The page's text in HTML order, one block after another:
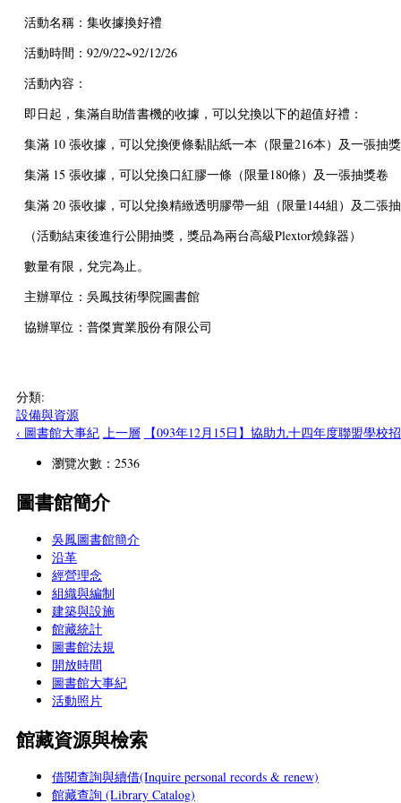
活動名稱：集收據換好禮
活動時間：92/9/22~92/12/26
活動內容：
即日起，集滿自助借書機的收據，可以兌換以下的超值好禮：
集滿 10 張收據，可以兌換便條黏貼紙一本（限量216本）及一張抽
集滿 15 張收據，可以兌換口紅膠一條（限量180條）及一張抽獎卷
集滿 20 張收據，可以兌換精緻透明膠帶一組（限量144組）及二張
（活動結束後進行公開抽獎，獎品為兩台高級Plextor燒錄器）
數量有限，兌完為止。
主辦單位：吳鳳技術學院圖書館
協辦單位：普傑實業股份有限公司
分類:
設備與資源
‹ 圖書館大事紀 上一層
【093年12月15日】協助九十四年度聯盟學校
瀏覽次數：2536
圖書館簡介
吳鳳圖書館簡介
沿革
經營理念
組織與編制
建築與設施
館藏統計
圖書館法規
開放時間
圖書館大事紀
活動照片
館藏資源與檢索
借閱查詢與續借(Inquire personal records & renew)
館藏查詢 (Library Catalog)